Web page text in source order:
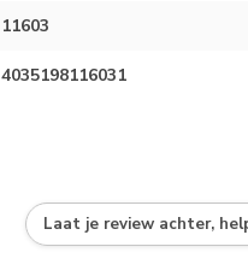
11603
4035198116031
Laat je review achter,